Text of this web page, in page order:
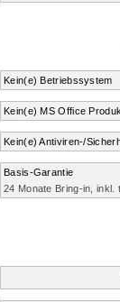
Kein(e) Betriebssystem
Kein(e) MS Office
Kein(e) Antiviren-/
Basis-Garantie
24 Monate Bring-in, inkl.